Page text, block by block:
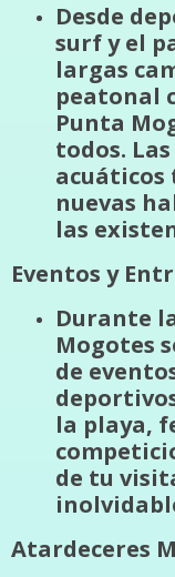
Desde
surf y el
largas
peatonal
Punta
todos.
nuevas
las
Eventos y
Durante
Mogotes
de
la playa,
de tu
Atardeceres